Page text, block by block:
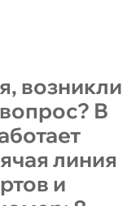
возникли
В
линия
и